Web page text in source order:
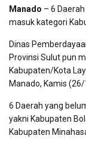
Manado – 6
masuk kategori
Dinas
Provinsi Sulut pun
Kabupaten/Kota
Manado, Kamis
6 Daerah yang
yakni Kabupaten
Kabupaten